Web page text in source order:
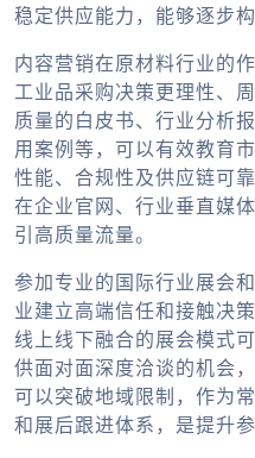
稳定供应能力，能够逐步
内容营销在原材料行业的
工业品采购决策更理性、
质量的白皮书、行业分析
用案例等，可以有效教育
性能、合规性及供应链可
在企业官网、行业垂直媒
引高质量流量。
参加专业的国际行业展会
业建立高端信任和接触决
线上线下融合的展会模式
供面对面深度洽谈的机会
可以突破地域限制，作为
和展后跟进体系，是提升